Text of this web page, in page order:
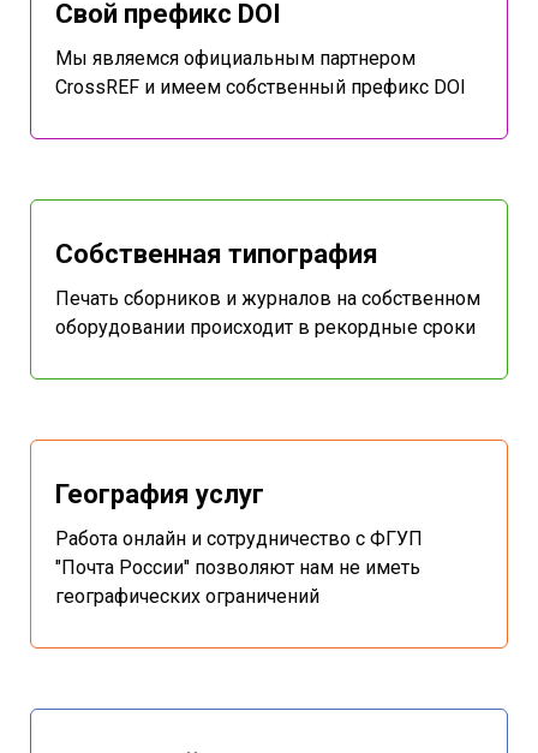
Свой префикс DOI
Мы являемся официальным партнером
CrossREF и имеем собственный префикс DOI
Собственная типография
Печать сборников и журналов на собственном
оборудовании происходит в рекордные сроки
География услуг
Работа онлайн и сотрудничество с ФГУП
"Почта России" позволяют нам не иметь
географических ограничений